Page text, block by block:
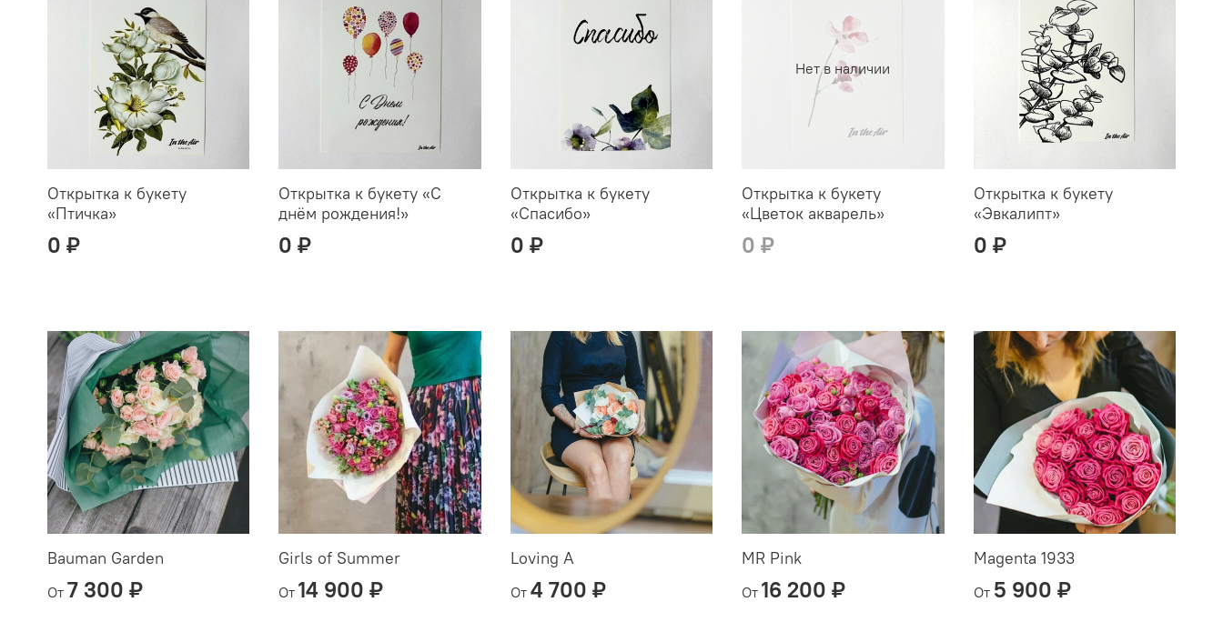
Открытка к букету
«Птичка»
0 ₽
Открытка к букету «С
днём рождения!»
0 ₽
Открытка к букету
«Спасибо»
0 ₽
Нет в наличии
Открытка к букету
«Цветок акварель»
0 ₽
Открытка к букету
«Эвкалипт»
0 ₽
Bauman Garden
От 7 300 ₽
Girls of Summer
От 14 900 ₽
Loving A
От 4 700 ₽
MR Pink
От 16 200 ₽
Magenta 1933
От 5 900 ₽